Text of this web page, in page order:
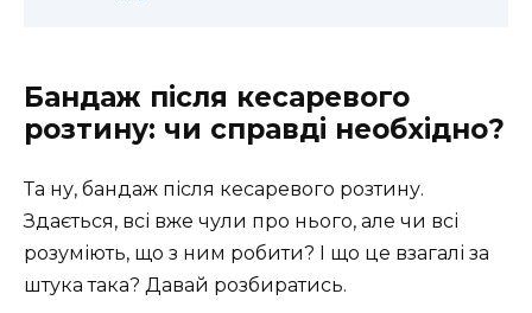
Бандаж після кесаревого
розтину: чи справді необхідно?
Та ну, бандаж після кесаревого розтину.
Здається, всі вже чули про нього, але чи всі
розуміють, що з ним робити? І що це взагалі за
штука така? Давай розбиратись.